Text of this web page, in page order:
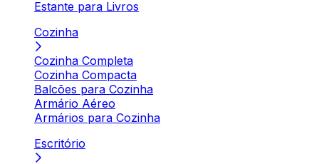
Estante para Livros
Cozinha
Cozinha Completa
Cozinha Compacta
Balcões para Cozinha
Armário Aéreo
Armários para Cozinha
Escritório